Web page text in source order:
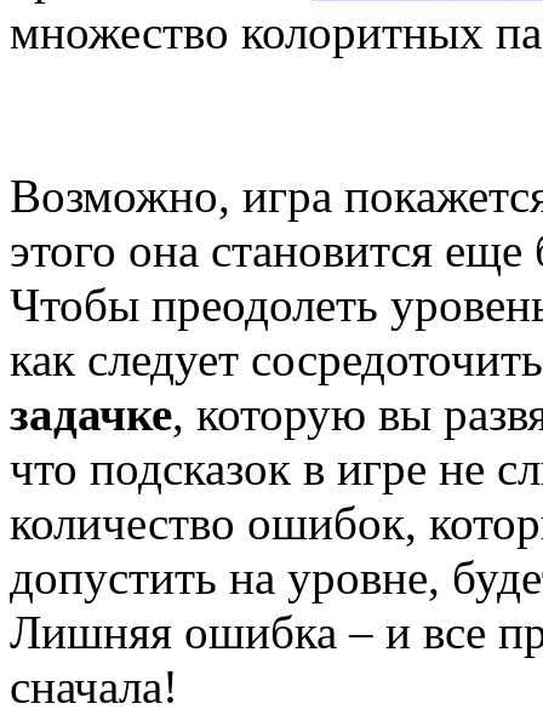
множество колоритных
Возможно, игра
этого она становится
Чтобы преодолеть
как следует
задачке, которую вы
что подсказок в игре не
количество ошибок,
допустить на уровне,
Лишняя ошибка – и все
сначала!